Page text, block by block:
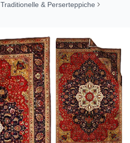
Traditionelle & Perserteppiche